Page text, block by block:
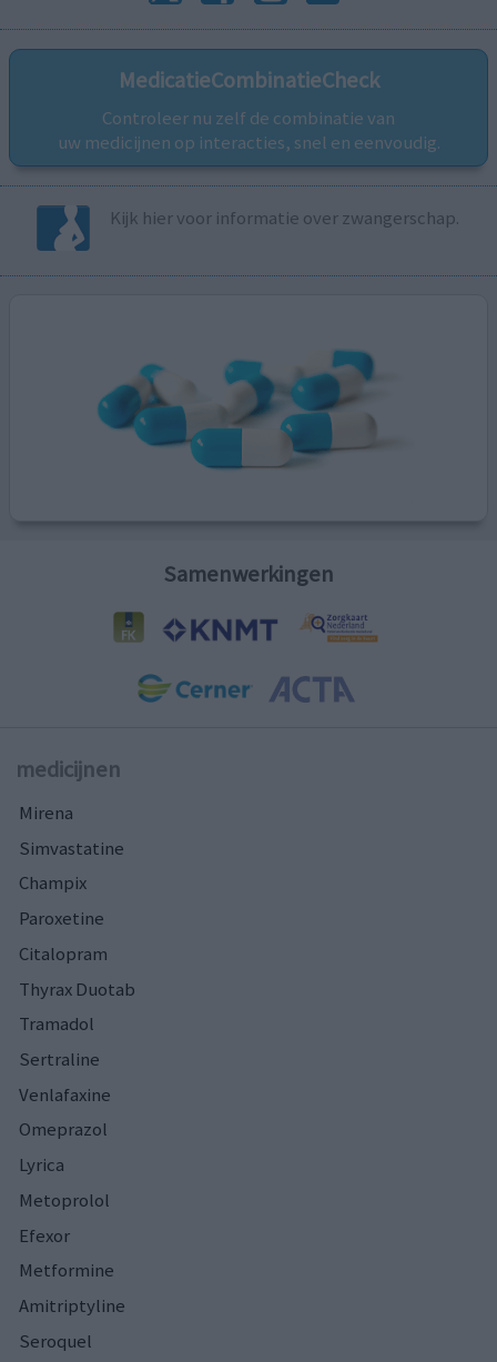
MedicatieCombinatieCheck
Controleer nu zelf de combinatie van
uw medicijnen op interacties, snel en eenvoudig.
Kijk hier voor informatie over zwangerschap.
Samenwerkingen
medicijnen
Mirena
Simvastatine
Champix
Paroxetine
Citalopram
Thyrax Duotab
Tramadol
Sertraline
Venlafaxine
Omeprazol
Lyrica
Metoprolol
Efexor
Metformine
Amitriptyline
Seroquel